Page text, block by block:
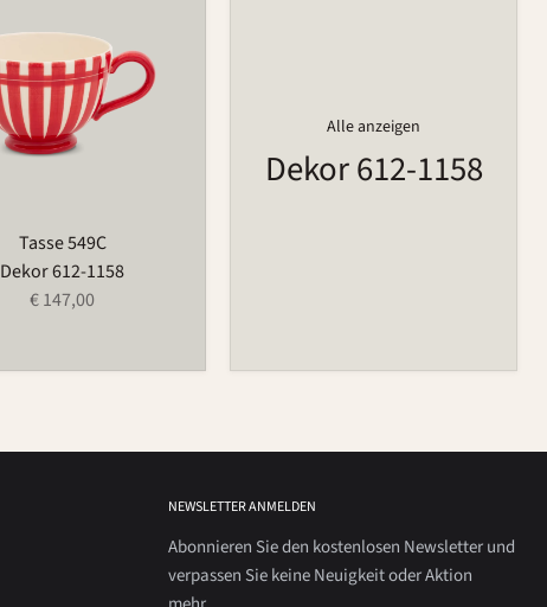
Tasse 549C
Dekor 612-1158
€ 147,00
Alle anzeigen
Dekor 612-1158
NEWSLETTER ANMELDEN
Abonnieren Sie den kostenlosen Newsletter und
verpassen Sie keine Neuigkeit oder Aktion